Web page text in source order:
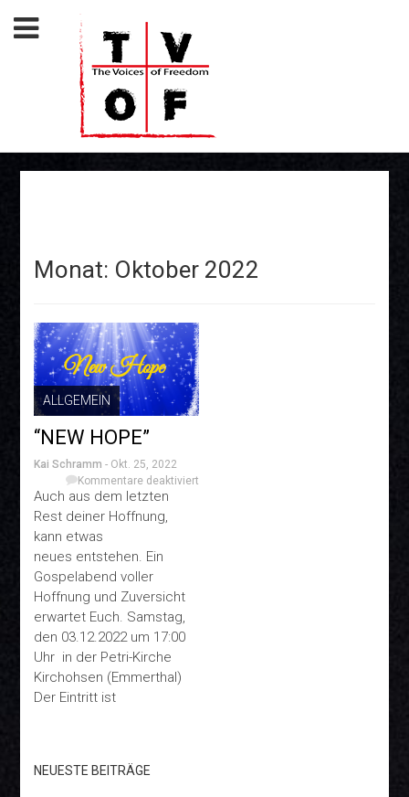
Monat: Oktober 2022
ALLGEMEIN
“NEW HOPE”
Kai Schramm - Okt. 25, 2022
Kommentare deaktiviertfür
Auch aus dem letzten
Rest deiner Hoffnung,
kann etwas
neues entstehen. Ein
Gospelabend voller
Hoffnung und Zuversicht
erwartet Euch. Samstag,
den 03.12.2022 um 17:00
Uhr in der Petri-Kirche
Kirchohsen (Emmerthal)
Der Eintritt ist
NEUESTE BEITRÄGE